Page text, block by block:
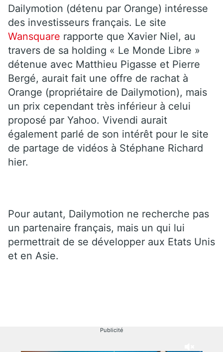
Dailymotion (détenu par Orange) intéresse
des investisseurs français. Le site
Wansquare rapporte que Xavier Niel, au
travers de sa holding « Le Monde Libre »
détenue avec Matthieu Pigasse et Pierre
Bergé, aurait fait une offre de rachat à
Orange (propriétaire de Dailymotion), mais
un prix cependant très inférieur à celui
proposé par Yahoo. Vivendi aurait
également parlé de son intérêt pour le site
de partage de vidéos à Stéphane Richard
hier.
Pour autant, Dailymotion ne recherche pas
un partenaire français, mais un qui lui
permettrait de se développer aux Etats Unis
et en Asie.
Publicité